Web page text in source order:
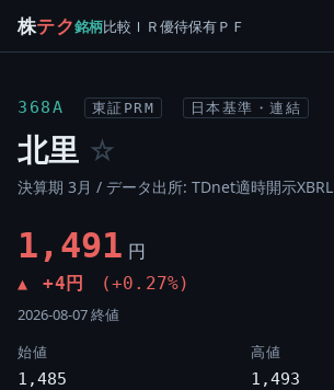
株テク銘柄比較 ＩＲ優待保有ＰＦ
368A 東証PRM 日本基準・連結
北里 ☆
決算期 3月 / データ出所: TDnet適時開示XBRL
1,491 円
▲ +4円 (+0.27%)
2026-08-07 終値
始値
1,485
高値
1,493